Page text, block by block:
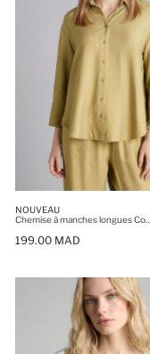
NOUVEAU
199.00 MAD